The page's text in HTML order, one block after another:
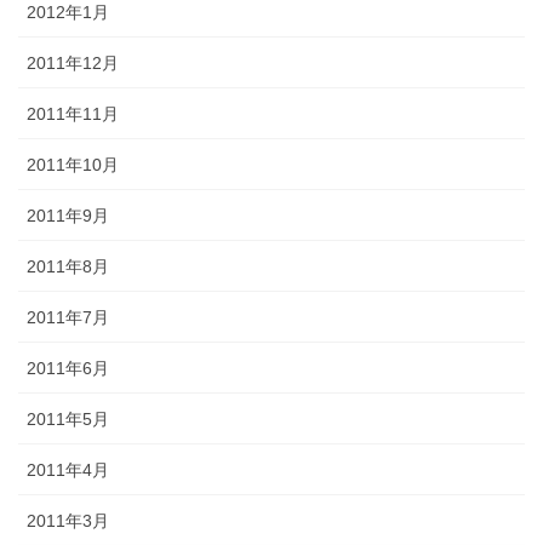
2012年1月
2011年12月
2011年11月
2011年10月
2011年9月
2011年8月
2011年7月
2011年6月
2011年5月
2011年4月
2011年3月